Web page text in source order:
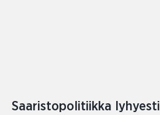
Saaristopolitiikka lyhyesti